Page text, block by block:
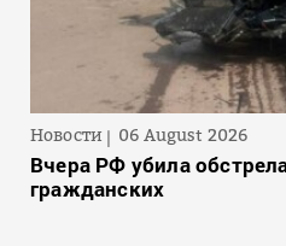
Новости 06 August 2026
Вчера РФ убила
гражданских